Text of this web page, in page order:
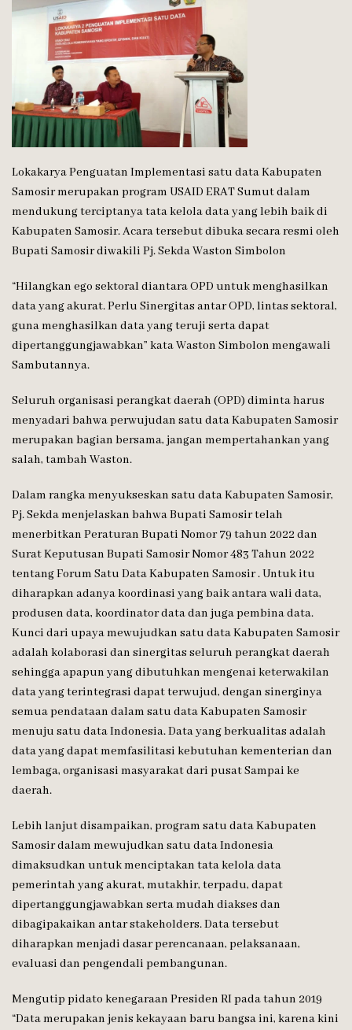
Lokakarya Penguatan Implementasi satu data Kabupaten
Samosir merupakan program USAID ERAT Sumut dalam
mendukung terciptanya tata kelola data yang lebih baik di
Kabupaten Samosir. Acara tersebut dibuka secara resmi oleh
Bupati Samosir diwakili Pj. Sekda Waston Simbolon
“Hilangkan ego sektoral diantara OPD untuk menghasilkan
data yang akurat. Perlu Sinergitas antar OPD, lintas sektoral,
guna menghasilkan data yang teruji serta dapat
dipertanggungjawabkan” kata Waston Simbolon mengawali
Sambutannya.
Seluruh organisasi perangkat daerah (OPD) diminta harus
menyadari bahwa perwujudan satu data Kabupaten Samosir
merupakan bagian bersama, jangan mempertahankan yang
salah, tambah Waston.
Dalam rangka menyukseskan satu data Kabupaten Samosir,
Pj. Sekda menjelaskan bahwa Bupati Samosir telah
menerbitkan Peraturan Bupati Nomor 79 tahun 2022 dan
Surat Keputusan Bupati Samosir Nomor 483 Tahun 2022
tentang Forum Satu Data Kabupaten Samosir . Untuk itu
diharapkan adanya koordinasi yang baik antara wali data,
produsen data, koordinator data dan juga pembina data.
Kunci dari upaya mewujudkan satu data Kabupaten Samosir
adalah kolaborasi dan sinergitas seluruh perangkat daerah
sehingga apapun yang dibutuhkan mengenai keterwakilan
data yang terintegrasi dapat terwujud, dengan sinerginya
semua pendataan dalam satu data Kabupaten Samosir
menuju satu data Indonesia. Data yang berkualitas adalah
data yang dapat memfasilitasi kebutuhan kementerian dan
lembaga, organisasi masyarakat dari pusat Sampai ke
daerah.
Lebih lanjut disampaikan, program satu data Kabupaten
Samosir dalam mewujudkan satu data Indonesia
dimaksudkan untuk menciptakan tata kelola data
pemerintah yang akurat, mutakhir, terpadu, dapat
dipertanggungjawabkan serta mudah diakses dan
dibagipakaikan antar stakeholders. Data tersebut
diharapkan menjadi dasar perencanaan, pelaksanaan,
evaluasi dan pengendali pembangunan.
Mengutip pidato kenegaraan Presiden RI pada tahun 2019
“Data merupakan jenis kekayaan baru bangsa ini, karena kini